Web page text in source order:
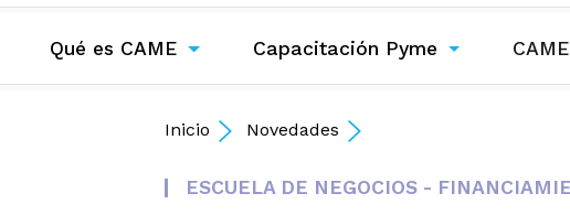
Qué es CAME Capacitación Pyme
Inicio Novedades
ESCUELA DE NEGOCIOS -